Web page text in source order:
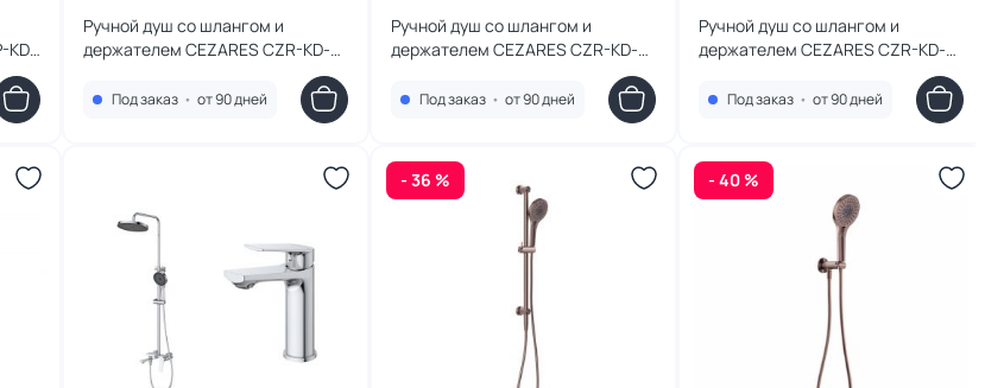
KD-
Ручной душ со шлангом и
держателем CEZARES CZR-KD-
Под заказ • от 90 дней
Ручной душ со шлангом и
держателем CEZARES CZR-KD-
Под заказ • от 90 дней
Ручной душ со шлангом и
держателем CEZARES CZR-KD-
Под заказ • от 90 дней
- 36 % - 40 %